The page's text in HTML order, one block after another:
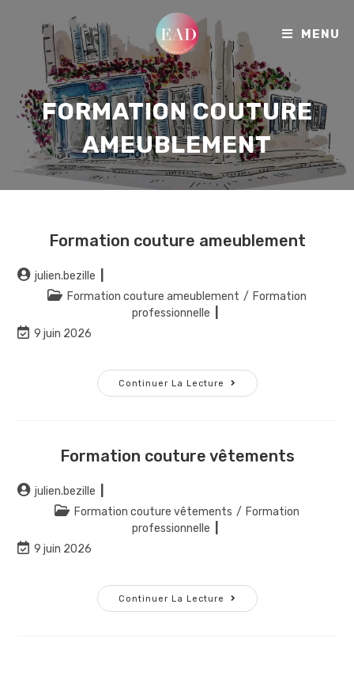
MENU
FORMATION COUTURE
AMEUBLEMENT
Formation couture ameublement
julien.bezille
Formation couture ameublement / Formation
professionnelle
9 juin 2026
Continuer La Lecture
Formation couture vêtements
julien.bezille
Formation couture vêtements / Formation
professionnelle
9 juin 2026
Continuer La Lecture